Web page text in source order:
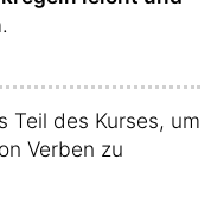
.
Teil des Kurses, um
Verben zu